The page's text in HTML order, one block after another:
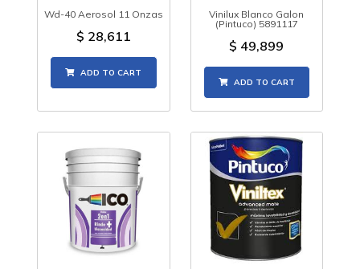
Wd-40 Aerosol 11 Onzas
$ 28,611
ADD TO CART
Vinilux Blanco Galon
(Pintuco) 5891117
$ 49,899
ADD TO CART